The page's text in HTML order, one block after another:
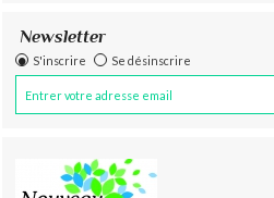
Newsletter
S'inscrire Se désinscrire